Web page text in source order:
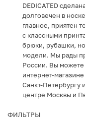
DEDICATED
долговечен в
главное, приятен
с классными
брюки, рубашки,
модели. Мы рады
России. Вы можете
интернет-
Санкт-Петербургу
центре Москвы и
ФИЛЬТРЫ